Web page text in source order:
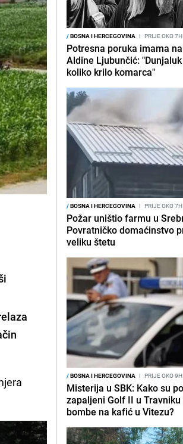
/BOSNA I HERCEGOVINA I PRIJE OKO 7H
Potresna poruka imama
Aldine Ljubunčić:
koliko krilo komarca"
/BOSNA I HERCEGOVINA I PRIJE OKO 7H
Požar uništio farmu u
Povratničko domaćinstvo
veliku štetu
/BOSNA I HERCEGOVINA I PRIJE OKO 9H
Misterija u SBK: Kako su
zapaljeni Golf II u
bombe na kafić u Vitezu?